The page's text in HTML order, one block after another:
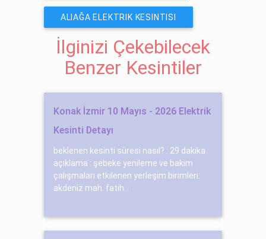
ALIAĞA ELEKTRIK KESINTISI
İlginizi Çekebilecek
Benzer Kesintiler
Konak İzmir 10 Mayıs - 2026 Elektrik
Kesinti Detayı
beklenen kesinti süresi nasıl? : 29 dakika
açıklama : şebeke yenileme ve bakım
çalışmaları etkilenen yerleşim birimleri:
akdeniz mah. fatih...